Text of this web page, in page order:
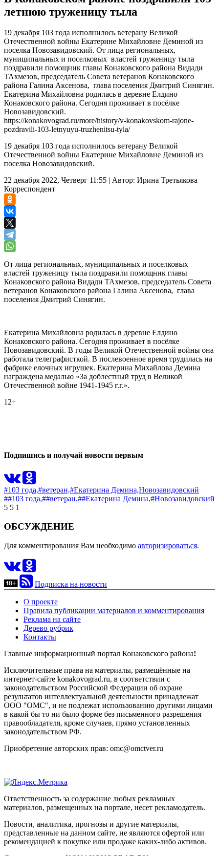
летнюю труженицу тыла
19 декабря 103 года исполнилось ветерану Великой
Отечественной войны Екатерине Михайловне Деминой из
поселка Новозавидовский. От лица региональных,
муниципальных и поселковых властей труженицу тыла
поздравили помощник главы Конаковского района Видади
ТАхмезов, председатель Совета ветеранов Конаковского
района Галина Аксенова, глава поселения Дмитрий Синягин.
Екатерина Михайловна родилась в деревне Елдино
Конаковского района. Сегодня проживает в посёлке
Новозавидовский.
https://konakovograd.ru/more/history/v-konakovskom-rajone-
pozdravili-103-letnyuyu-truzhenitsu-tyla/
19 декабря 103 года исполнилось ветерану Великой
Отечественной войны Екатерине Михайловне Деминой из
поселка Новозавидовский.
22 декабря 2022, Четверг 11:55 | Автор: Ирина Третьякова
Корреспондент
От лица региональных, муниципальных и поселковых
властей труженицу тыла поздравили помощник главы
Конаковского района Видади ТАхмезов, председатель Совета
ветеранов Конаковского района Галина Аксенова, глава
поселения Дмитрий Синягин.
Екатерина Михайловна родилась в деревне Елдино
Конаковского района. Сегодня проживает в посёлке
Новозавидовский. В годы Великой Отечественной войны она
работала телеграфисткой. В послевоенное время трудилась на
фабрике елочных игрушек. Екатерина Михайлова Демина
награждена медалью «За доблестный труд в Великой
Отечественной войне 1941-1945 г.г.».
12+
Подпишись и получай новости первым
#103 года,#ветеран,#Екатерина Демина,Новозавидовский
##103 года,##ветеран,##Екатерина Демина,#Новозавидовский
5 5 1
ОБСУЖДЕНИЕ
Для комментирования Вам необходимо авторизироваться.
Подписка на новости
О проекте
Правила публикации материалов и комментирования
Реклама на сайте
Дерево рубрик
Контакты
Главные информационный портал Конаковского района!
Исключительные права на материалы, размещённые на
интернет-сайте konakovograd.ru, в соответствии с
законодательством Российской Федерации об охране
результатов интеллектуальной деятельности принадлежат
ООО "ОМС", и не подлежат использованию другими лицами
в какой бы то ни было форме без письменного разрешения
правообладателя, кроме случаев, прямо установленных
законодательством РФ.
Приобретение авторских прав: omc@omctver.ru
Ответственность за содержание любых рекламных
материалов, размещенных на портале, несет рекламодатель.
Новости, аналитика, прогнозы и другие материалы,
представленные на данном сайте, не являются офертой или
рекомендацией к покупке или продаже каких-либо активов.